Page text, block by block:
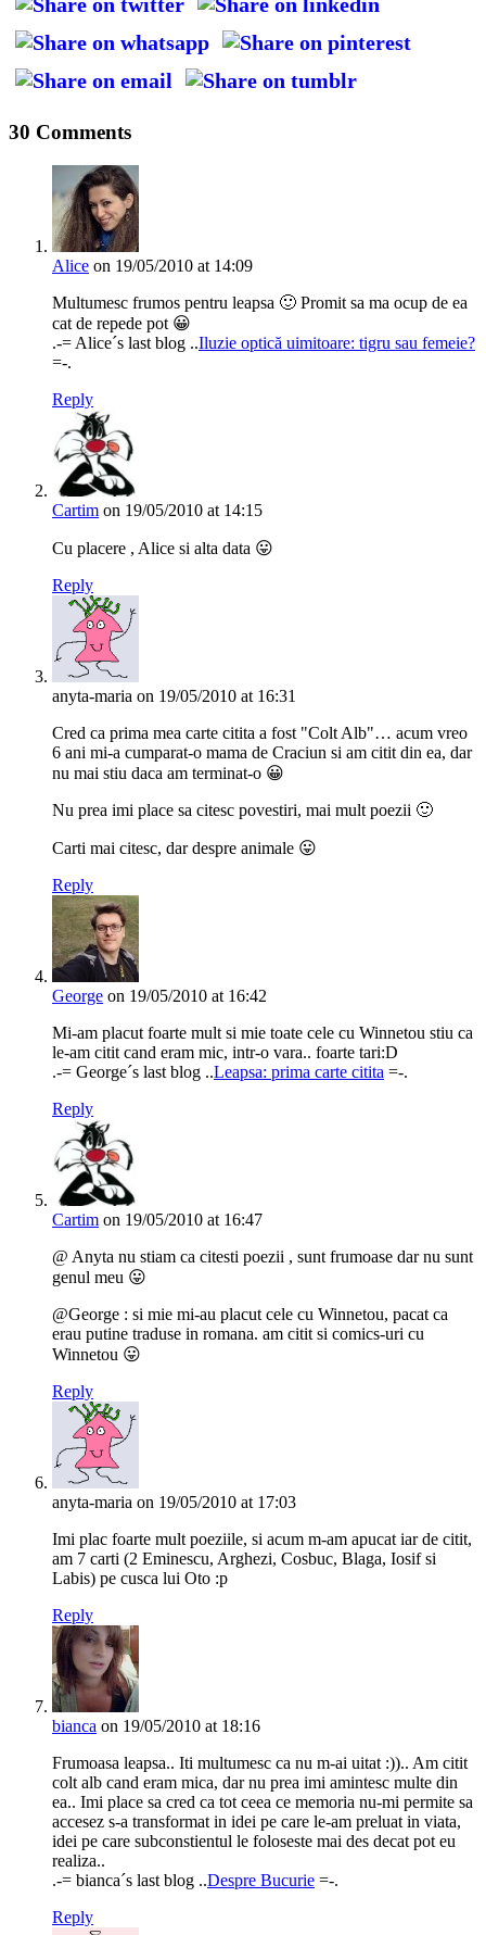
30 Comments
Alice on 19/05/2010 at 14:09
Multumesc frumos pentru leapsa 🙂 Promit sa ma ocup de ea
cat de repede pot 😀
.-= Alice´s last blog ..Iluzie optică uimitoare: tigru sau femeie?
=-.
Reply
Cartim on 19/05/2010 at 14:15
Cu placere , Alice si alta data 😛
Reply
anyta-maria on 19/05/2010 at 16:31
Cred ca prima mea carte citita a fost "Colt Alb"… acum vreo
6 ani mi-a cumparat-o mama de Craciun si am citit din ea, dar
nu mai stiu daca am terminat-o 😀
Nu prea imi place sa citesc povestiri, mai mult poezii 🙂
Carti mai citesc, dar despre animale 😛
Reply
George on 19/05/2010 at 16:42
Mi-am placut foarte mult si mie toate cele cu Winnetou stiu ca
le-am citit cand eram mic, intr-o vara.. foarte tari:D
.-= George´s last blog ..Leapsa: prima carte citita =-.
Reply
Cartim on 19/05/2010 at 16:47
@ Anyta nu stiam ca citesti poezii , sunt frumoase dar nu sunt
genul meu 😛
@George : si mie mi-au placut cele cu Winnetou, pacat ca
erau putine traduse in romana. am citit si comics-uri cu
Winnetou 😛
Reply
anyta-maria on 19/05/2010 at 17:03
Imi plac foarte mult poeziile, si acum m-am apucat iar de citit,
am 7 carti (2 Eminescu, Arghezi, Cosbuc, Blaga, Iosif si
Labis) pe cusca lui Oto :p
Reply
bianca on 19/05/2010 at 18:16
Frumoasa leapsa.. Iti multumesc ca nu m-ai uitat :)).. Am citit
colt alb cand eram mica, dar nu prea imi amintesc multe din
ea.. Imi place sa cred ca tot ceea ce memoria nu-mi permite sa
accesez s-a transformat in idei pe care le-am preluat in viata,
idei pe care subconstientul le foloseste mai des decat pot eu
realiza..
.-= bianca´s last blog ..Despre Bucurie =-.
Reply